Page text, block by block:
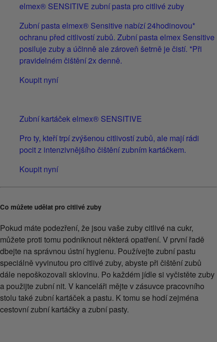
elmex® SENSITIVE zubní pasta pro citlivé zuby
Zubní pasta elmex® Sensitive nabízí 24hodinovou*
ochranu před citlivostí zubů. Zubní pasta elmex Sensitive
posiluje zuby a účinně ale zároveň šetrně je čistí. *Při
pravidelném čištění 2x denně.
Koupit nyní
Zubní kartáček elmex® SENSITIVE
Pro ty, kteří trpí zvýšenou citlivostí zubů, ale mají rádi
pocit z intenzivnějšího čištění zubním kartáčkem.
Koupit nyní
Co můžete udělat pro citlivé zuby
Pokud máte podezření, že jsou vaše zuby citlivé na cukr,
můžete proti tomu podniknout některá opatření. V první řadě
dbejte na správnou ústní hygienu. Používejte zubní pastu
speciálně vyvinutou pro citlivé zuby, abyste při čištění zubů
dále nepoškozovali sklovinu. Po každém jídle si vyčistěte zuby
a použijte zubní nit. V kanceláři mějte v zásuvce pracovního
stolu také zubní kartáček a pastu. K tomu se hodí zejména
cestovní zubní kartáčky a zubní pasty.